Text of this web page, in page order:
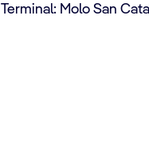
Terminal: Molo San